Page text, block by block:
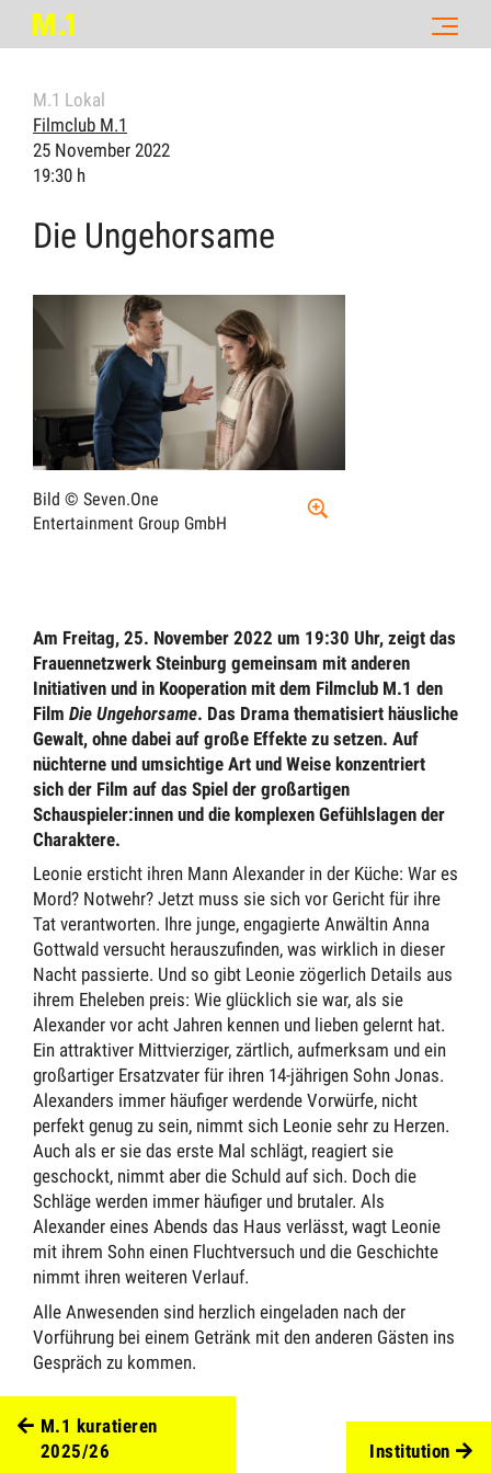
M.1 Lokal
Filmclub M.1
25 November 2022
19:30 h
Die Ungehorsame
Bild © Seven.One
Entertainment Group GmbH
Am Freitag, 25. November 2022 um 19:30 Uhr, zeigt das
Frauennetzwerk Steinburg gemeinsam mit anderen
Initiativen und in Kooperation mit dem Filmclub M.1 den
Film Die Ungehorsame. Das Drama thematisiert häusliche
Gewalt, ohne dabei auf große Effekte zu setzen. Auf
nüchterne und umsichtige Art und Weise konzentriert
sich der Film auf das Spiel der großartigen
Schauspieler:innen und die komplexen Gefühlslagen der
Charaktere.
Leonie ersticht ihren Mann Alexander in der Küche: War es
Mord? Notwehr? Jetzt muss sie sich vor Gericht für ihre
Tat verantworten. Ihre junge, engagierte Anwältin Anna
Gottwald versucht herauszufinden, was wirklich in dieser
Nacht passierte. Und so gibt Leonie zögerlich Details aus
ihrem Eheleben preis: Wie glücklich sie war, als sie
Alexander vor acht Jahren kennen und lieben gelernt hat.
Ein attraktiver Mittvierziger, zärtlich, aufmerksam und ein
großartiger Ersatzvater für ihren 14-jährigen Sohn Jonas.
Alexanders immer häufiger werdende Vorwürfe, nicht
perfekt genug zu sein, nimmt sich Leonie sehr zu Herzen.
Auch als er sie das erste Mal schlägt, reagiert sie
geschockt, nimmt aber die Schuld auf sich. Doch die
Schläge werden immer häufiger und brutaler. Als
Alexander eines Abends das Haus verlässt, wagt Leonie
mit ihrem Sohn einen Fluchtversuch und die Geschichte
nimmt ihren weiteren Verlauf.
Alle Anwesenden sind herzlich eingeladen nach der
Vorführung bei einem Getränk mit den anderen Gästen ins
Gespräch zu kommen.
M.1 kuratieren
2025/26
Institution